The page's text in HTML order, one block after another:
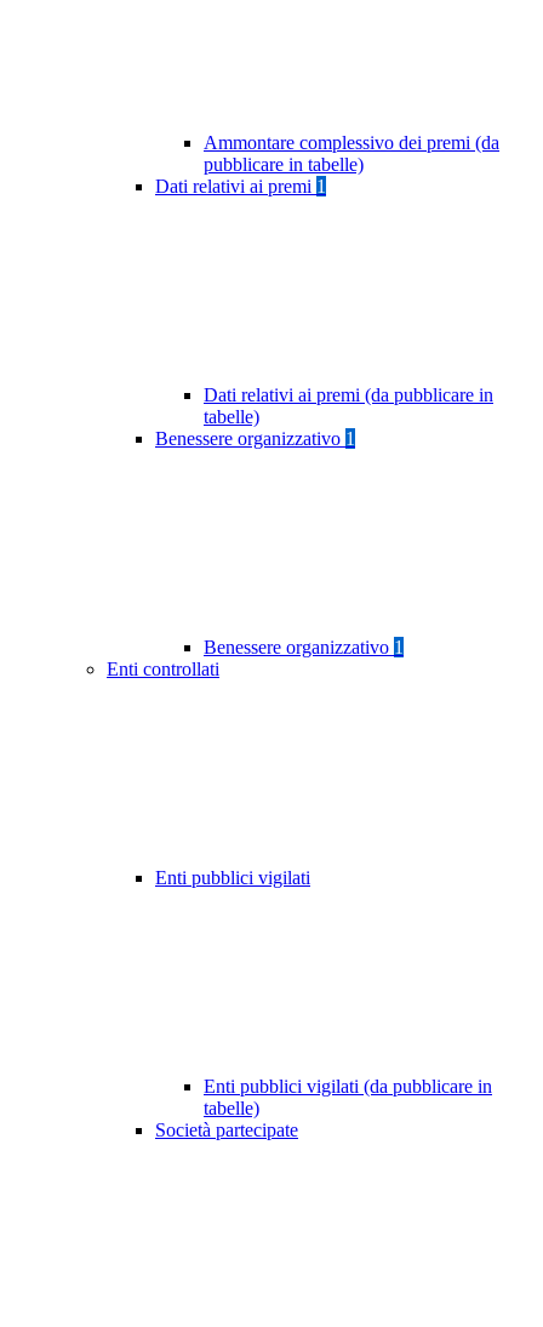
Ammontare complessivo dei premi (da
pubblicare in tabelle)
Dati relativi ai premi 1
Dati relativi ai premi (da pubblicare in
tabelle)
Benessere organizzativo 1
Benessere organizzativo 1
Enti controllati
Enti pubblici vigilati
Enti pubblici vigilati (da pubblicare in
tabelle)
Società partecipate